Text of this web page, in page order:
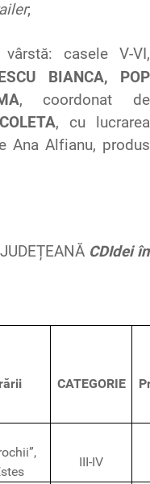
;
vârstă: casele V-VI,
BIANCA, POP
, coordonat de
, cu
lucrarea
Ana Alfianu, produs
CDIdei în
CATEGORIE
III-IV